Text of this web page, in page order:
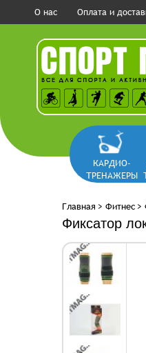
О нас Оплата и
КАРДИО-
ТРЕНАЖЕРЫ
Главная > Фитнес >
Фиксатор